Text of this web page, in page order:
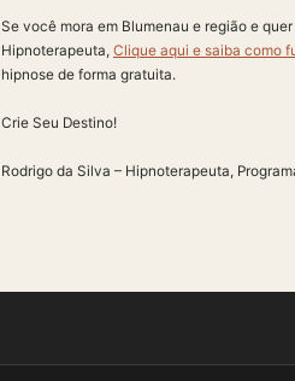
Se você mora em Blumenau e região e
Hipnoterapeuta, Clique aqui e saiba como
hipnose de forma gratuita.
Crie Seu Destino!
Rodrigo da Silva – Hipnoterapeuta,